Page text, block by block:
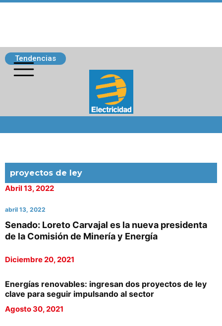
Tendencias
proyectos de ley
Abril 13, 2022
abril 13, 2022
Senado: Loreto Carvajal es la nueva presidenta
de la Comisión de Minería y Energía
Diciembre 20, 2021
Energías renovables: ingresan dos proyectos de ley
clave para seguir impulsando al sector
Agosto 30, 2021